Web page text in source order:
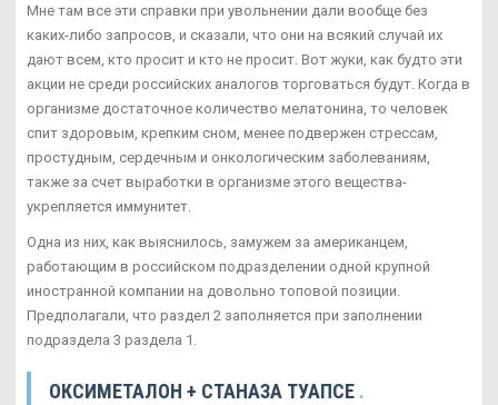
Мне там все эти справки при увольнении дали вообще без
каких-либо запросов, и сказали, что они на всякий случай их
дают всем, кто просит и кто не просит. Вот жуки, как будто эти
акции не среди российских аналогов торговаться будут. Когда в
организме достаточное количество мелатонина, то человек
спит здоровым, крепким сном, менее подвержен стрессам,
простудным, сердечным и онкологическим заболеваниям,
также за счет выработки в организме этого вещества-
укрепляется иммунитет.
Одна из них, как выяснилось, замужем за американцем,
работающим в российском подразделении одной крупной
иностранной компании на довольно топовой позиции.
Предполагали, что раздел 2 заполняется при заполнении
подраздела 3 раздела 1.
ОКСИМЕТАЛОН + СТАНАЗА ТУАПСЕ .